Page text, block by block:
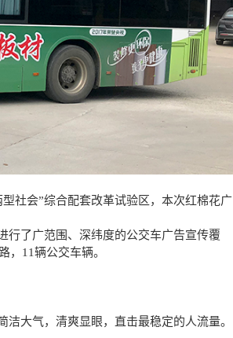
型社会”综合配套改革试验区，本次红棉花广
行了广范围、深纬度的公交车广告宣传覆
， 11辆公交车辆。
洁大气，清爽显眼，直击最稳定的人流量。